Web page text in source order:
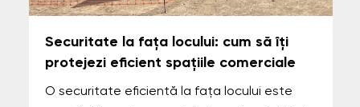
Securitate la fața locului: cum să îți
protejezi eficient spațiile comerciale
O securitate eficientă la fața locului este